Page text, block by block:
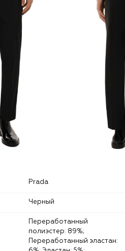
Prada
Черный
полиэстер: 89%;
Переработанный эластан: